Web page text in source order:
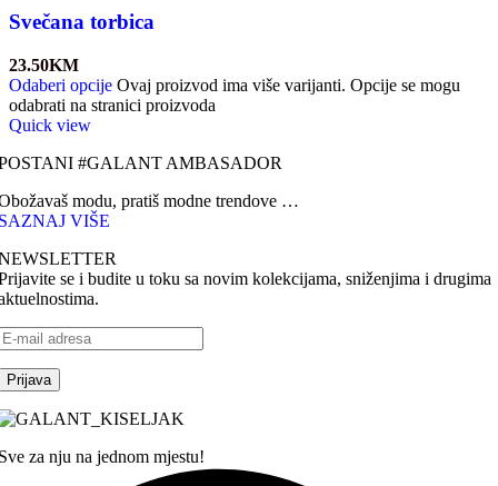
Svečana torbica
23.50KM
Odaberi opcije Ovaj proizvod ima više varijanti. Opcije se mogu
odabrati na stranici proizvoda
Quick view
#GALANT AMBASADOR
modu, pratiš modne trendove …
VIŠE
se i budite u toku sa novim kolekcijama, sniženjima i drugima
za nju na jednom mjestu!